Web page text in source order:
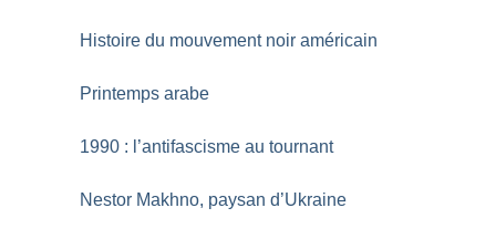
Histoire du mouvement noir américain
Printemps arabe
1990 : l’antifascisme au tournant
Nestor Makhno, paysan d’Ukraine